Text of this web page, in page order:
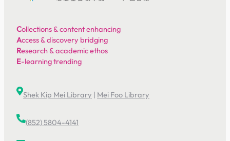
Collections & content enhancing
Access & discovery bridging
Research & academic ethos
E-learning trending
Shek Kip Mei Library | Mei Foo Library
(852) 5804-4141